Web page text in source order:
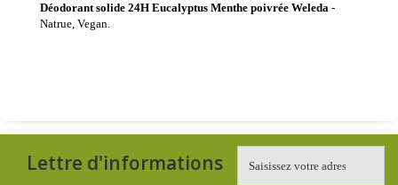
Déodorant solide 24H Eucalyptus Menthe poivrée Weleda -
Natrue, Vegan.
Lettre d'informations